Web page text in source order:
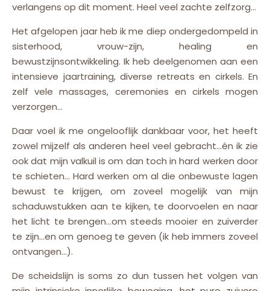
verlangens op dit moment. Heel veel zachte zelfzorg…
Het afgelopen jaar heb ik me diep ondergedompeld in
sisterhood, vrouw-zijn, healing en
bewustzijnsontwikkeling. Ik heb deelgenomen aan een
intensieve jaartraining, diverse retreats en cirkels. En
zelf vele massages, ceremonies en cirkels mogen
verzorgen…
Daar voel ik me ongelooflijk dankbaar voor, het heeft
zowel mijzelf als anderen heel veel gebracht…én ik zie
ook dat mijn valkuil is om dan toch in hard werken door
te schieten… Hard werken om al die onbewuste lagen
bewust te krijgen, om zoveel mogelijk van mijn
schaduwstukken aan te kijken, te doorvoelen en naar
het licht te brengen…om steeds mooier en zuiverder
te zijn…en om genoeg te geven (ik heb immers zoveel
ontvangen…).
De scheidslijn is soms zo dun tussen het volgen van